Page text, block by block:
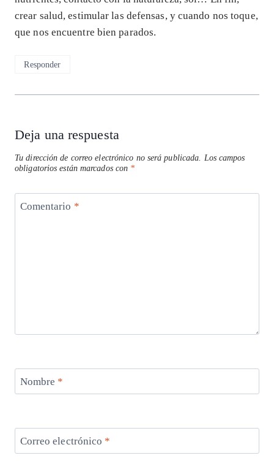
crear salud, estimular las defensas, y cuando nos toque,
que nos encuentre bien parados.
Responder
Deja una respuesta
Tu dirección de correo electrónico no será publicada.
Los campos
obligatorios están marcados con *
Comentario *
Nombre *
Correo electrónico *